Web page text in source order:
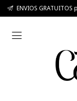
ENVIOS